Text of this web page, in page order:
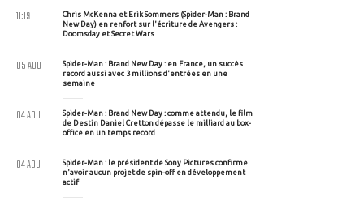
Chris McKenna et Erik Sommers (Spider-Man : Brand
New Day) en renfort sur l'écriture de Avengers :
Doomsday et Secret Wars
11:19
Spider-Man : Brand New Day : en France, un succès
record aussi avec 3 millions d'entrées en une
semaine
05 AOU
Spider-Man : Brand New Day : comme attendu, le film
de Destin Daniel Cretton dépasse le milliard au box-
office en un temps record
04 AOU
Spider-Man : le président de Sony Pictures confirme
n'avoir aucun projet de spin-off en développement
actif
04 AOU